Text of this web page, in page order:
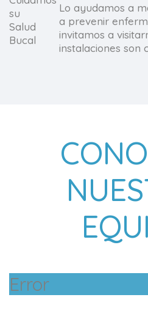
Lo ayudamos a
a prevenir
invitamos a
instalaciones son
Error